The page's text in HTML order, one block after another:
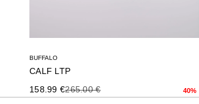
BUFFALO
CALF LTP
Precio de oferta
158.99 €Precio anterior
265.00 € 40%